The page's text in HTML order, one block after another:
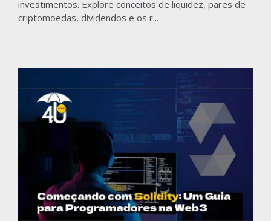
investimentos. Explore conceitos de liquidez, pares de
criptomoedas, dividendos e os r...